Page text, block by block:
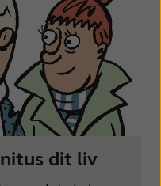
dit liv